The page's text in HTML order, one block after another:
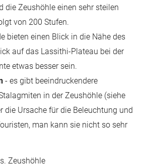
die Zeushöhle einen sehr steilen
von 200 Stufen.
bieten einen Blick in die Nähe des
auf das Lassithi-Plateau bei der
etwas besser sein.
- es gibt beeindruckendere
in der Zeushöhle (siehe
die Ursache für die Beleuchtung und
man kann sie nicht so sehr